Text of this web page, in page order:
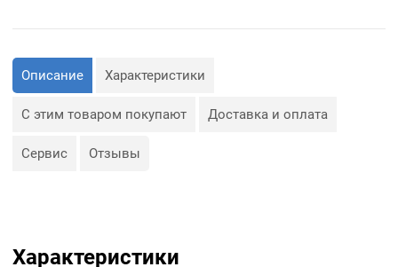
одежды;
— Изготовление сумок;
— Крепление штор;
объектов наружной
туристического
Описание Характеристики
С этим товаром покупают Доставка и оплата
Сервис Отзывы
Характеристики